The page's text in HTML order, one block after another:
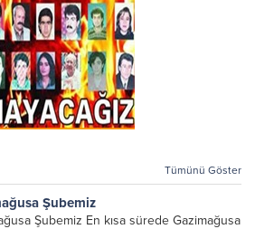
Tümünü Göster
Şubemiz
Şubemiz En kısa sürede Gazimağusa